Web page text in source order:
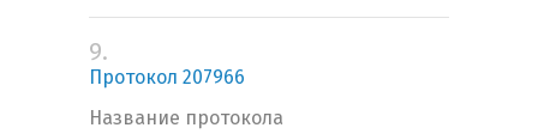
9.
Протокол 207966
Название протокола